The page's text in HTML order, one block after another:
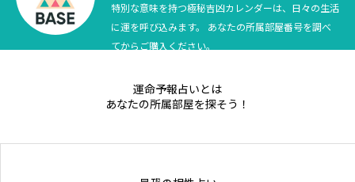
テニス四大大会・五輪
特別な意味を持つ極秘吉凶カレンダーは、日々の生活
に運を呼び込みます。 あなたの所属部屋番号を調べ
てからご購入ください。
運命予報占いとは
あなたの所属部屋を探そう！